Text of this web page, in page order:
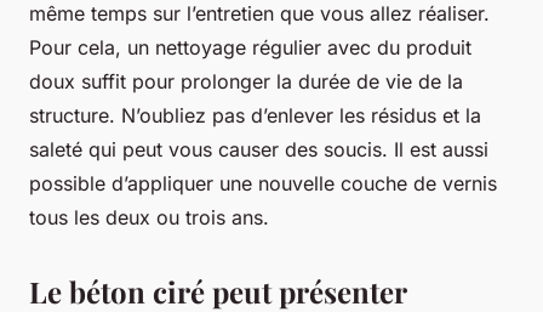
même temps sur l’entretien que vous allez réaliser.
Pour cela, un nettoyage régulier avec du produit
doux suffit pour prolonger la durée de vie de la
structure. N’oubliez pas d’enlever les résidus et la
saleté qui peut vous causer des soucis. Il est aussi
possible d’appliquer une nouvelle couche de vernis
tous les deux ou trois ans.
Le béton ciré peut présenter